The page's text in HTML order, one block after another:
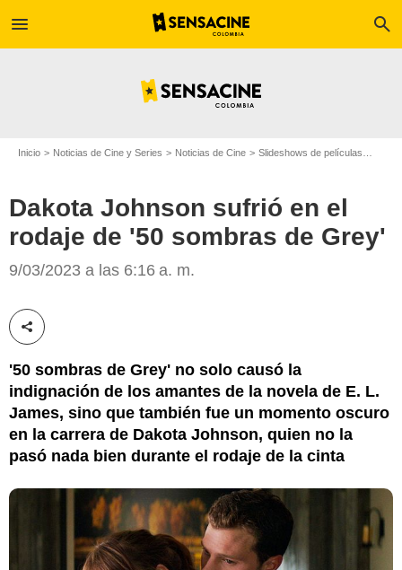
menu search
Inicio Noticias de Cine y Series Noticias de Cine Slideshows de películas
Dakota Johnson sufrió en el
rodaje de '50 sombras de Grey'
9/03/2023 a las 6:16 a. m.
Compartir esta noticia
'50 sombras de Grey' no solo causó la
indignación de los amantes de la novela de E. L.
James, sino que también fue un momento oscuro
en la carrera de Dakota Johnson, quien no la
pasó nada bien durante el rodaje de la cinta